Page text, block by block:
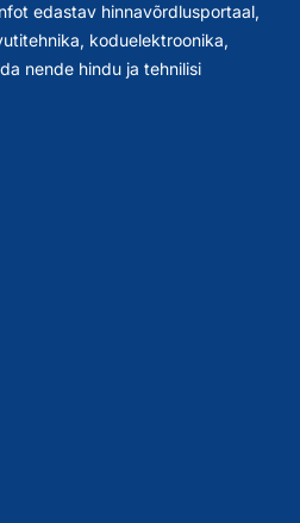
edastav hinnavõrdlusportaal,
koduelektroonika,
nende hindu ja tehnilisi